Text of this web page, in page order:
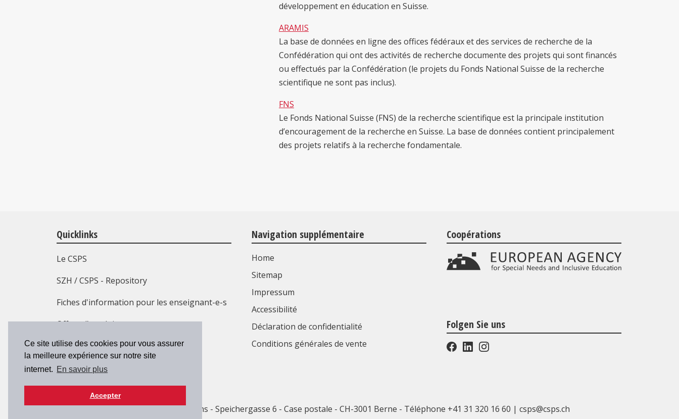
Ce site utilise des cookies pour vous assurer
la meilleure expérience sur notre site
internet. En savoir plus
Accepter
développement en éducation en Suisse.
ARAMIS
La base de données en ligne des offices fédéraux et des services de recherche de la
Confédération qui ont des activités de recherche documente des projets qui sont financés
ou effectués par la Confédération (le projets du Fonds National Suisse de la recherche
scientifique ne sont pas inclus).
FNS
Le Fonds National Suisse (FNS) de la recherche scientifique est la principale institution
d’encouragement de la recherche en Suisse. La base de données contient principalement
des projets relatifs à la recherche fondamentale.
Quicklinks
Le CSPS
SZH / CSPS - Repository
Fiches d'information pour les enseignant-e-s
Offres d’emploi
Formation continue
Contact
Navigation supplémentaire
Home
Sitemap
Impressum
Accessibilité
Déclaration de confidentialité
Conditions générales de vente
Coopérations
Folgen Sie uns
© 2026 SZH/CSPS| Maison des cantons - Speichergasse 6 - Case postale - CH-3001 Berne - Téléphone +41 31 320 16 60 | csps@csps.ch